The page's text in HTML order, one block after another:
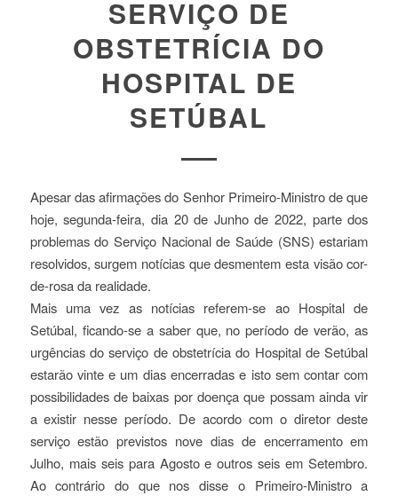
SERVIÇO DE
OBSTETRÍCIA DO
HOSPITAL DE
SETÚBAL
Apesar das afirmações do Senhor Primeiro-Ministro de que
hoje, segunda-feira, dia 20 de Junho de 2022, parte dos
problemas do Serviço Nacional de Saúde (SNS) estariam
resolvidos, surgem notícias que desmentem esta visão cor-
de-rosa da realidade.
Mais uma vez as notícias referem-se ao Hospital de
Setúbal, ficando-se a saber que, no período de verão, as
urgências do serviço de obstetrícia do Hospital de Setúbal
estarão vinte e um dias encerradas e isto sem contar com
possibilidades de baixas por doença que possam ainda vir
a existir nesse período. De acordo com o diretor deste
serviço estão previstos nove dias de encerramento em
Julho, mais seis para Agosto e outros seis em Setembro.
Ao contrário do que nos disse o Primeiro-Ministro a